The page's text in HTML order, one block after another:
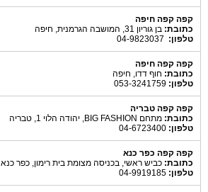
קפה קפה חיפה
כתובת: בן גוריון 31, המושבה הגרמנית, חיפה
טלפון:
קפה קפה חיפה
כתובת: חוף דדו, חיפה
טלפון:
קפה קפה טבריה
כתובת: מתחם BIG FASHION, יהודה הלוי 1, טבריה
טלפון:
קפה קפה כפר כנא
כתובת: כביש ראשי, בכניסה מצומת בית רימון, כפר כנא
טלפון: